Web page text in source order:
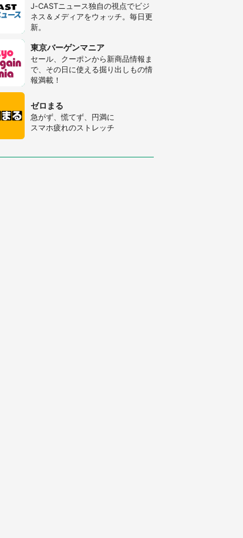
J-CASTニュース独自の視点でビジ
ネス＆メディアをウォッチ。毎日更
新。
東京バーゲンマニア
セール、クーポンから新商品情報ま
で、その日に使える掘り出しもの情
報満載！
ゼロまる
急がず、慌てず、円満に
スマホ疲れのストレッチ